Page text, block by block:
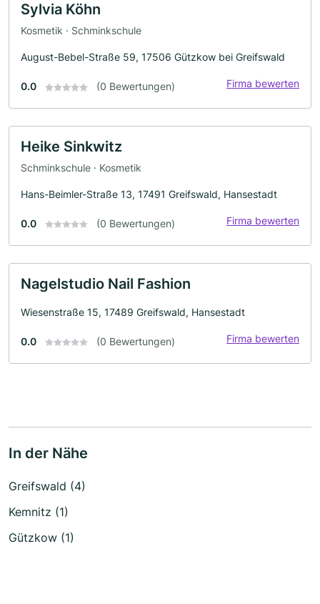
Sylvia Köhn
Kosmetik · Schminkschule
August-Bebel-Straße 59, 17506 Gützkow bei Greifswald
0.0 (0 Bewertungen) Firma bewerten
Heike Sinkwitz
Schminkschule · Kosmetik
Hans-Beimler-Straße 13, 17491 Greifswald, Hansestadt
0.0 (0 Bewertungen) Firma bewerten
Nagelstudio Nail Fashion
Wiesenstraße 15, 17489 Greifswald, Hansestadt
0.0 (0 Bewertungen) Firma bewerten
In der Nähe
Greifswald (4)
Kemnitz (1)
Gützkow (1)